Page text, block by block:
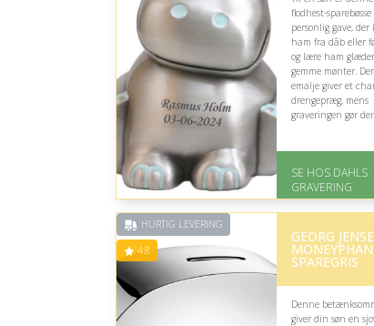
flodhest-
personlig gave, der
ham fra dåb eller
og lære ham
gemme mønter.
emalje giver et
drengepræg, mens
graveringen gør
Levering: 2-3
Fremragende
SE HOS DAHLS
GRAVERING
HURTIG LEVERING
4.8
GEORG
SPAREGRIS
Denne
giver din søn en